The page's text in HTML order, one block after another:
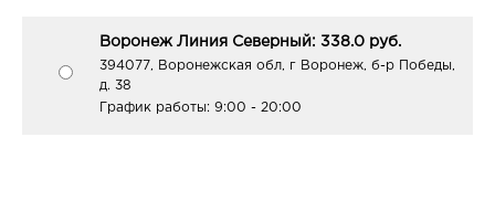
Воронеж Линия Северный: 338.0 руб.
394077, Воронежская обл, г Воронеж, б-р Победы,
д. 38
График работы: 9:00 - 20:00